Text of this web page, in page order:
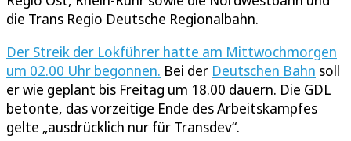
die Trans Regio Deutsche Regionalbahn.
Der Streik der Lokführer hatte am Mittwochmorgen
um 02.00 Uhr begonnen. Bei der Deutschen Bahn soll
er wie geplant bis Freitag um 18.00 dauern. Die GDL
betonte, das vorzeitige Ende des Arbeitskampfes
gelte „ausdrücklich nur für Transdev“.